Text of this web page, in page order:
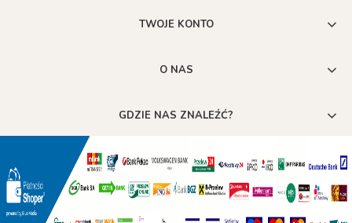
TWOJE KONTO
O NAS
GDZIE NAS ZNALEŹĆ?